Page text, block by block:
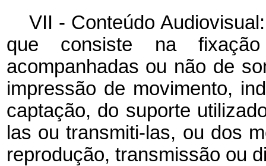
VII - Conteúdo
que consiste na
acompanhadas ou não de
impressão de movimento,
captação, do suporte
las ou transmiti-las, ou dos
reprodução, transmissão ou